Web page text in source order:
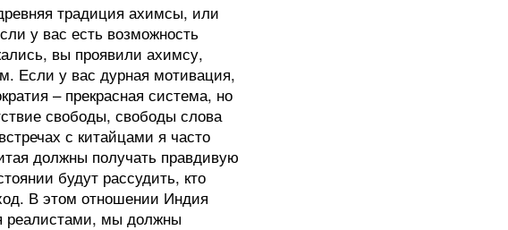
традиция ахимсы, или
у вас есть возможность
вы проявили ахимсу,
Если у вас дурная мотивация,
– прекрасная система, но
свободы, свободы слова
с китайцами я часто
должны получать правдивую
будут рассудить, кто
В этом отношении Индия
реалистами, мы должны